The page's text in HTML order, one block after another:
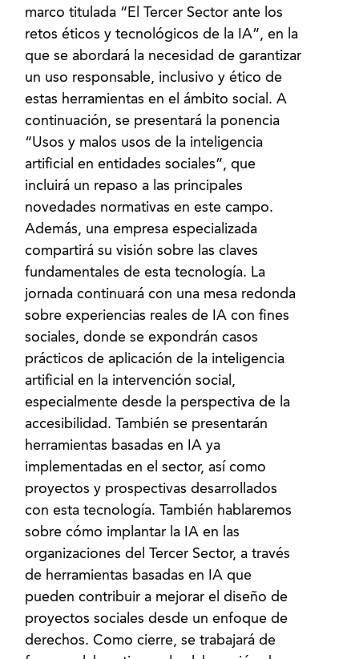
marco titulada “El Tercer Sector ante los
retos éticos y tecnológicos de la IA”, en la
que se abordará la necesidad de garantizar
un uso responsable, inclusivo y ético de
estas herramientas en el ámbito social. A
continuación, se presentará la ponencia
“Usos y malos usos de la inteligencia
artificial en entidades sociales”, que
incluirá un repaso a las principales
novedades normativas en este campo.
Además, una empresa especializada
compartirá su visión sobre las claves
fundamentales de esta tecnología. La
jornada continuará con una mesa redonda
sobre experiencias reales de IA con fines
sociales, donde se expondrán casos
prácticos de aplicación de la inteligencia
artificial en la intervención social,
especialmente desde la perspectiva de la
accesibilidad. También se presentarán
herramientas basadas en IA ya
implementadas en el sector, así como
proyectos y prospectivas desarrollados
con esta tecnología. También hablaremos
sobre cómo implantar la IA en las
organizaciones del Tercer Sector, a través
de herramientas basadas en IA que
pueden contribuir a mejorar el diseño de
proyectos sociales desde un enfoque de
derechos. Como cierre, se trabajará de